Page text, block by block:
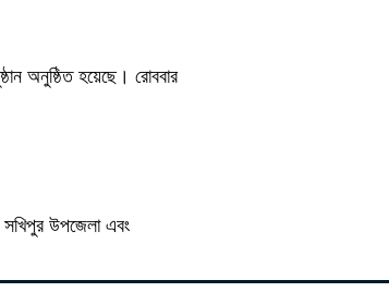
অনুষ্ঠিত হয়েছে। রোববার
সখিপুর উপজেলা এবং